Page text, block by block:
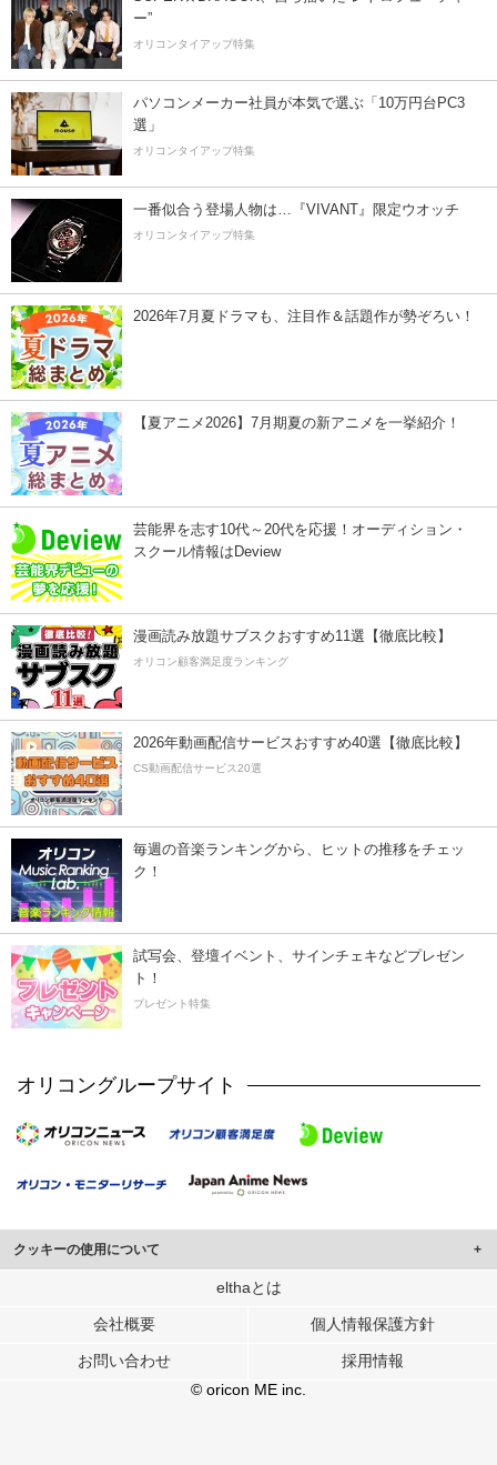
ー”
オリコンタイアップ特集
パソコンメーカー社員が本気で選ぶ「10万円台PC3
選」
オリコンタイアップ特集
一番似合う登場人物は…『VIVANT』限定ウオッチ
オリコンタイアップ特集
2026年7月夏ドラマも、注目作＆話題作が勢ぞろい！
【夏アニメ2026】7月期夏の新アニメを一挙紹介！
芸能界を志す10代～20代を応援！オーディション・
スクール情報はDeview
漫画読み放題サブスクおすすめ11選【徹底比較】
オリコン顧客満足度ランキング
2026年動画配信サービスおすすめ40選【徹底比較】
CS動画配信サービス20選
毎週の音楽ランキングから、ヒットの推移をチェッ
ク！
試写会、登壇イベント、サインチェキなどプレゼン
ト！
プレゼント特集
オリコングループサイト
クッキーの使用について
このサイトでは Cookie を使用して、ユーザーに合わせたコンテンツや広告の
行っています。
メディアや広告配信、データ解析の各パートナーに提供しています。
各パートナーは、この情報とユーザーが各パートナーに提供した他の情報や、
ユーザーが各パートナーのサービスを使用したときに収集した他の情報を組み
elthaとは
会社概要 個人情報保護方針
お問い合わせ
採用情報
© oricon ME inc.